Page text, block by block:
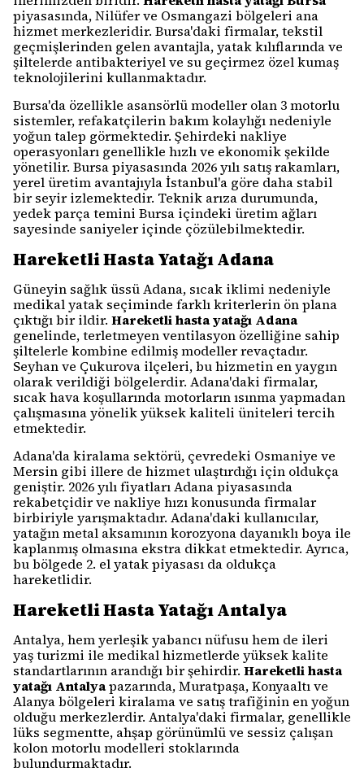
piyasasında, Nilüfer ve Osmangazi bölgeleri ana
hizmet merkezleridir. Bursa'daki firmalar, tekstil
geçmişlerinden gelen avantajla, yatak kılıflarında ve
şiltelerde antibakteriyel ve su geçirmez özel kumaş
teknolojilerini kullanmaktadır.
Bursa'da özellikle asansörlü modeller olan 3 motorlu
sistemler, refakatçilerin bakım kolaylığı nedeniyle
yoğun talep görmektedir. Şehirdeki nakliye
operasyonları genellikle hızlı ve ekonomik şekilde
yönetilir. Bursa piyasasında 2026 yılı satış rakamları,
yerel üretim avantajıyla İstanbul'a göre daha stabil
bir seyir izlemektedir. Teknik arıza durumunda,
yedek parça temini Bursa içindeki üretim ağları
sayesinde saniyeler içinde çözülebilmektedir.
Hareketli Hasta Yatağı Adana
Güneyin sağlık üssü Adana, sıcak iklimi nedeniyle
medikal yatak seçiminde farklı kriterlerin ön plana
çıktığı bir ildir. Hareketli hasta yatağı Adana
genelinde, terletmeyen ventilasyon özelliğine sahip
şiltelerle kombine edilmiş modeller revaçtadır.
Seyhan ve Çukurova ilçeleri, bu hizmetin en yaygın
olarak verildiği bölgelerdir. Adana'daki firmalar,
sıcak hava koşullarında motorların ısınma yapmadan
çalışmasına yönelik yüksek kaliteli üniteleri tercih
etmektedir.
Adana'da kiralama sektörü, çevredeki Osmaniye ve
Mersin gibi illere de hizmet ulaştırdığı için oldukça
geniştir. 2026 yılı fiyatları Adana piyasasında
rekabetçidir ve nakliye hızı konusunda firmalar
birbiriyle yarışmaktadır. Adana'daki kullanıcılar,
yatağın metal aksamının korozyona dayanıklı boya ile
kaplanmış olmasına ekstra dikkat etmektedir. Ayrıca,
bu bölgede 2. el yatak piyasası da oldukça
hareketlidir.
Hareketli Hasta Yatağı Antalya
Antalya, hem yerleşik yabancı nüfusu hem de ileri
yaş turizmi ile medikal hizmetlerde yüksek kalite
standartlarının arandığı bir şehirdir. Hareketli hasta
yatağı Antalyapazarında, Muratpaşa, Konyaaltı ve
Alanya bölgeleri kiralama ve satış trafiğinin en yoğun
olduğu merkezlerdir. Antalya'daki firmalar, genellikle
lüks segmentte, ahşap görünümlü ve sessiz çalışan
kolon motorlu modelleri stoklarında
bulundurmaktadır.